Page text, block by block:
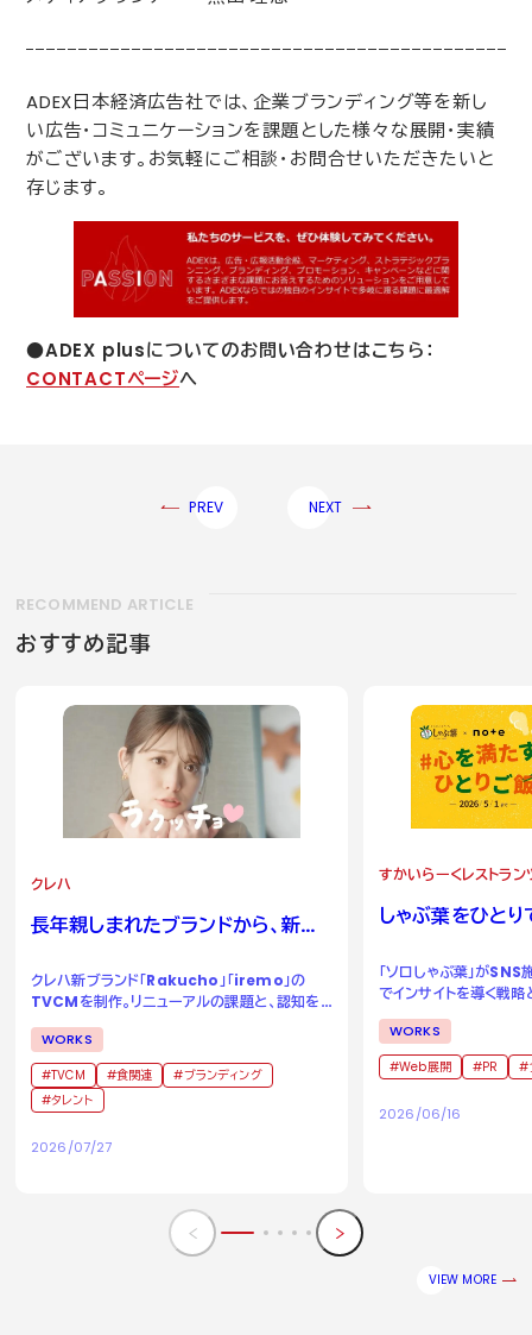
ADEX日本経済広告社では、企業ブランディング等を新し
い広告・コミュニケーションを課題とした様々な展開･実績
がございます。お気軽にご相談・お問合せいただきたいと
存じます。
●ADEX plusについてのお問い合わせはこちら：
CONTACTページへ
PREV NEXT
RECOMMEND ARTICLE
おすすめ記事
クレハ
長年親しまれたブランドから、新た
クレハ新ブランド「Rakucho」「iremo」の
TVCMを制作。リニューアルの課題と、認知を
獲得するためのアイデアとは。
WORKS
TVCM 食関連
ブランディング
タレント
2026/07/27
すかいらーくレストラン
しゃぶ葉をひと
「ソロしゃぶ葉」が
でインサイトを導く戦
成功事例
WORKS
Web展開 PR
2026/06/16
VIEW MORE